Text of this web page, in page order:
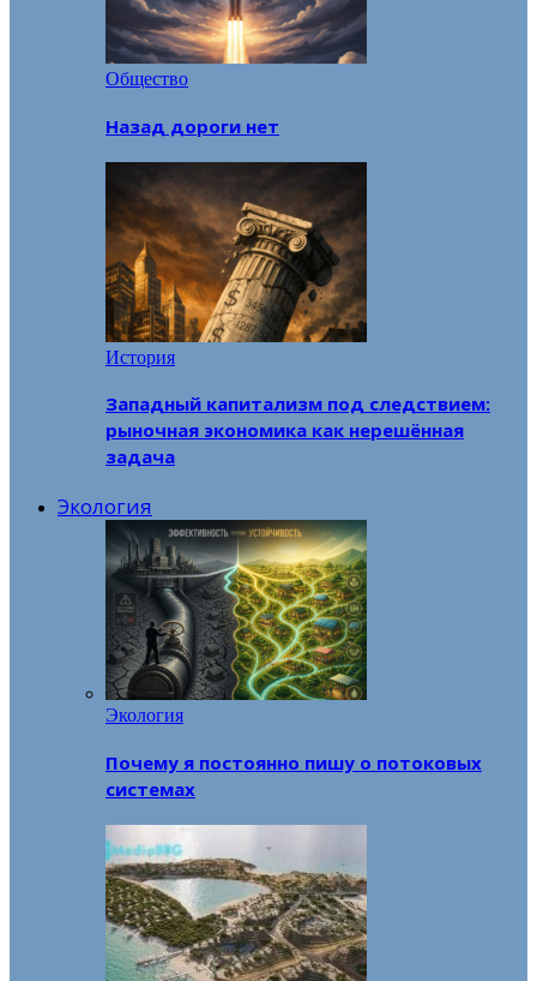
Общество
Назад дороги нет
История
Западный капитализм под следствием:
рыночная экономика как нерешённая
задача
Экология
Экология
Почему я постоянно пишу о потоковых
системах